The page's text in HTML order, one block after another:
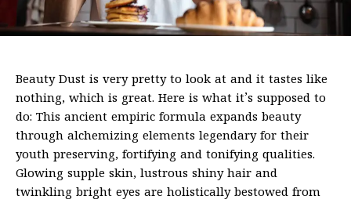
Beauty Dust is very pretty to look at and it tastes like
nothing, which is great. Here is what it’s supposed to
do: This ancient empiric formula expands beauty
through alchemizing elements legendary for their
youth preserving, fortifying and tonifying qualities.
Glowing supple skin, lustrous shiny hair and
twinkling bright eyes are holistically bestowed from